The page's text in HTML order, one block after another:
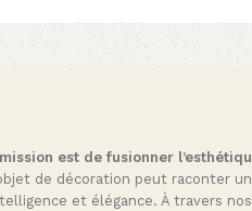
est de fusionner
de décoration peut raconter
et élégance. À travers